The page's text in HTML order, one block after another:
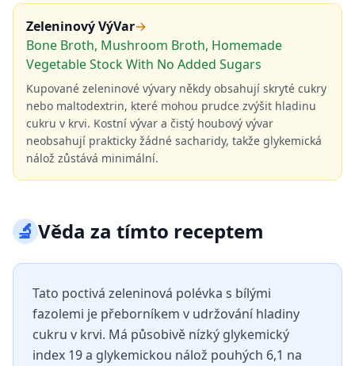
Zeleninový VýVar→
Bone Broth, Mushroom Broth, Homemade
Vegetable Stock With No Added Sugars
Kupované zeleninové vývary někdy obsahují skryté cukry
nebo maltodextrin, které mohou prudce zvýšit hladinu
cukru v krvi. Kostní vývar a čistý houbový vývar
neobsahují prakticky žádné sacharidy, takže glykemická
nálož zůstává minimální.
🔬Věda za tímto receptem
Tato poctivá zeleninová polévka s bílými
fazolemi je přeborníkem v udržování hladiny
cukru v krvi. Má působivě nízký glykemický
index 19 a glykemickou nálož pouhých 6,1 na